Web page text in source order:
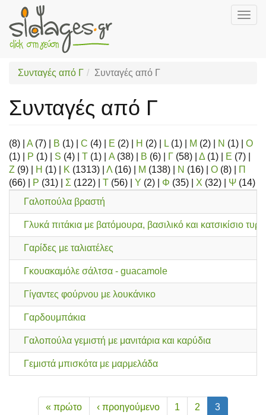
Skip
mainΣυνταγές από Γ Συνταγές από Γ
Συνταγές από Γ
(8) A (7) B (1) C (4) E (2) H (2) L (1) M (2) N (1)
O
(1)
P (1) S (4) T (1) Α (38) Β (6) Γ (58) Δ (1) Ε (7)
Ζ (9) Η (1) Κ (1313) Λ (16) Μ (138) Ν (16) Ο (8)
Π
(66)
Ρ (31) Σ (122) Τ (56) Υ (2) Φ (35) Χ (32) Ψ (14)
Γαλοπούλα βραστή
Γλυκά πιτάκια με βατόμουρα, βασιλικό και κατσικίσιο τυρί
Γαρίδες με ταλιατέλες
Γκουακαμόλε σάλτσα - guacamole
Γίγαντες φούρνου με λουκάνικο
Γαρδουμπάκια
Γαλοπούλα γεμιστή με μανιτάρια και καρύδια
Γεμιστά μπισκότα με μαρμελάδα
« πρώτο ‹ προηγούμενο 1 2 3